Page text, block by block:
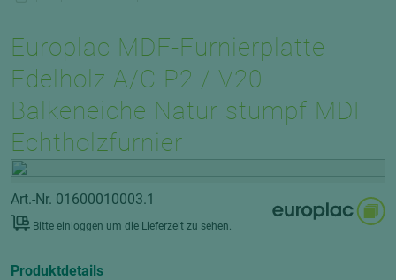
Europlac MDF-Furnierplatte
Edelholz A/C P2 / V20
Balkeneiche Natur stumpf MDF
Echtholzfurnier
Art.-Nr. 01600010003.1
Bitte einloggen um die Lieferzeit zu sehen.
Produktdetails